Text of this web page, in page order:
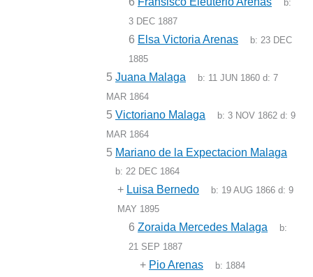
b:
3 DEC 1887
6 Elsa Victoria Arenas b:23 DEC
1885
5 Juana Malaga b: 11 JUN 1860 d:7
MAR 1864
5 Victoriano Malaga b:3 NOV 1862 d:9
MAR 1864
5 Mariano de la Expectacion Malaga
b:22 DEC 1864
+ Luisa Bernedo b: 19 AUG 1866 d:9
MAY 1895
6 Zoraida Mercedes Malaga
b:
21 SEP 1887
+ Pio Arenas b: 1884